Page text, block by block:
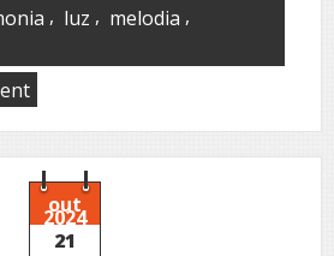
, luz , melodia ,
on
da
idade
out
2024
21